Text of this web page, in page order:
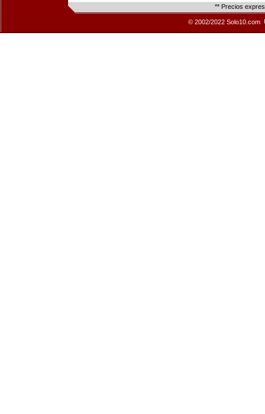
** Precios
© 2002/2022 Solo10.com